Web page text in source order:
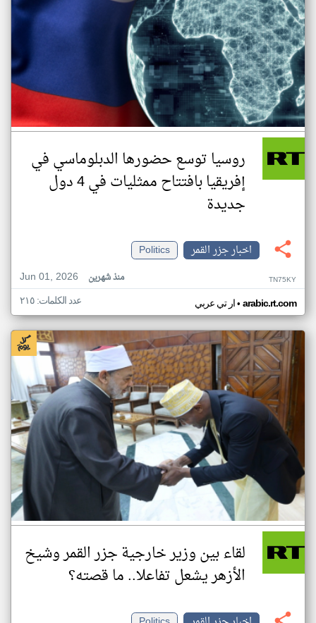
روسيا توسع حضورها الدبلوماسي في
إفريقيا بافتتاح ممثليات في 4 دول
جديدة
اخبار جزر القمر
Politics
Jun 01, 2026
منذ شهرين TN75KY
ار تي عربي• arabic.rt.com عدد الكلمات: ٢١٥
لقاء بين وزير خارجية جزر القمر وشيخ
الأزهر يشعل تفاعلا.. ما قصته؟